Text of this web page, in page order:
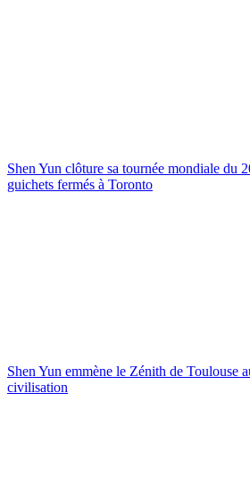
Shen Yun clôture sa tournée mondiale du
guichets fermés à Toronto
Shen Yun emmène le Zénith de Toulouse
civilisation